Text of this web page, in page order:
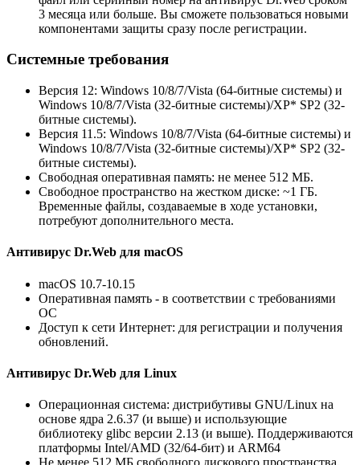
3 месяца или больше. Вы сможете пользоваться новыми
компонентами защиты сразу после регистрации.
Системные требования
Версия 12: Windows 10/8/7/Vista (64-битные системы) и
Windows 10/8/7/Vista (32-битные системы)/XP* SP2 (32-
битные системы).
Версия 11.5: Windows 10/8/7/Vista (64-битные системы) и
Windows 10/8/7/Vista (32-битные системы)/XP* SP2 (32-
битные системы).
Свободная оперативная память: не менее 512 МБ.
Свободное пространство на жестком диске: ~1 ГБ.
Временные файлы, создаваемые в ходе установки,
потребуют дополнительного места.
Антивирус Dr.Web для macOS
macOS 10.7-10.15
Оперативная память - в соответствии с требованиями
ОС
Доступ к сети Интернет: для регистрации и получения
обновлений.
Антивирус Dr.Web для Linux
Операционная система: дистрибутивы GNU/Linux на
основе ядра 2.6.37 (и выше) и использующие
библиотеку glibc версии 2.13 (и выше). Поддерживаются
платформы Intel/AMD (32/64-бит) и ARM64